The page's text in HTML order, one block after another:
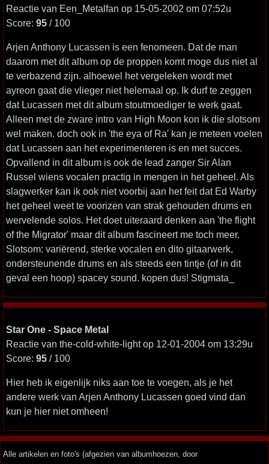
Reactie van Een_Metalfan op 15-05-2002 om 07:52u
Score: 95 / 100
Arjen Anthony Lucassen is een fenomeen. Dat de man
daarom met dit album op de proppen komt moge dus niet al
te verbazend zijn. alhoewel het vergeleken wordt met
ayreon gaat die vlieger niet helemaal op. Ik durf te zeggen
dat Lucassen met dit album stoutmoediger te werk gaat.
Alleen met de zware intro van High Moon kon ik die slotsom
wel maken. doch ook in 'the eya of Ra' kan je meteen voelen
dat Lucassen aan het experimenteren is en met succes.
Opvallend in dit album is ook de lead zanger Sir Alan
Russel wiens vocalen practig in mengen in het geheel. Als
slagwerker kan ik ook niet voorbij aan het feit dat Ed Warby
het geheel weet te voorizen van strak gehouden drums en
wervelende solos. Het doet uiteraard denken aan 'the flight
of the Migrator' maar dit album fascineert me toch meer.
Slotsom: variërend, sterke vocalen en dito gitaarwerk,
ondersteunende drums en als steeds een tintje (of in dit
geval een hoop) spacey sound. kopen dus! Stigmata_
Star One - Space Metal
Reactie van the-cold-white-light op 12-01-2004 om 13:29u
Score: 95 / 100
Hier heb ik eigenlijk niks aan toe te voegen, als je het
andere werk van Arjen Anthony Lucassen goed vind dan
kun je hier niet omheen!
Alle artikelen en foto's (afgezien van albumhoezen, door